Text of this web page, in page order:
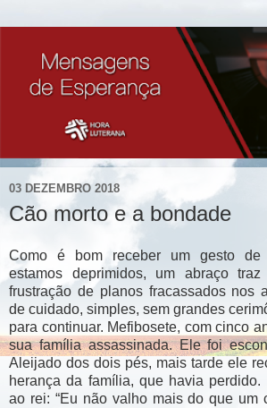
03 DEZEMBRO 2018
Cão morto e a bondade
Como é bom receber um gesto de
estamos deprimidos, um abraço
frustração de planos fracassados nos
de cuidado, simples, sem grandes
para continuar. Mefibosete, com cinco
sua família assassinada. Ele foi
Aleijado dos dois pés, mais tarde ele
herança da família, que havia
ao rei: “Eu não valho mais do que um